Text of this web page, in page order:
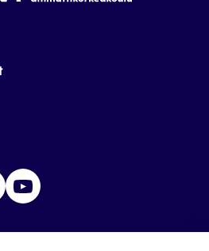
Twitter